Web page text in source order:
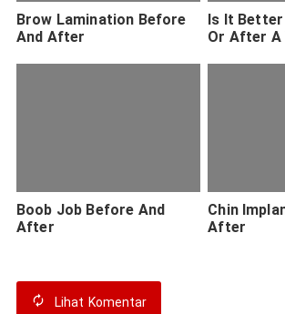
Brow Lamination Before
And After
Is It
Or After A
Boob Job Before And
After
Chin
After
Lihat Komentar